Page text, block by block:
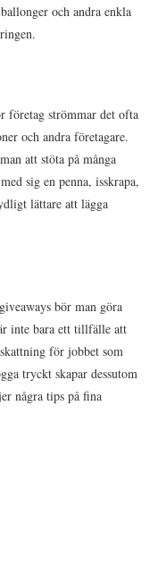
och andra enkla
företag strömmar det ofta
och andra företagare.
att stöta på många
sig en penna, isskrapa,
lättare att lägga
bör man göra
inte bara ett tillfälle att
för jobbet som
tryckt skapar dessutom
några tips på fina